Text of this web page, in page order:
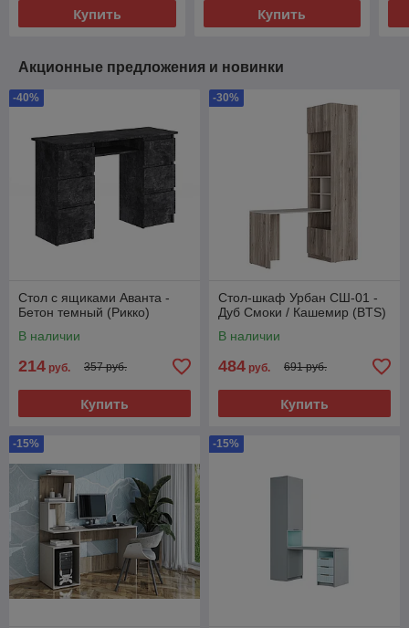
Купить Купить
Акционные предложения и новинки
-40%
Стол с ящиками Аванта -
Бетон темный (Рикко)
В наличии
214 руб. 357 руб.
Купить
-30%
Стол-шкаф Урбан СШ-01 -
Дуб Смоки / Кашемир (BTS)
В наличии
484 руб. 691 руб.
Купить
-15% -15%